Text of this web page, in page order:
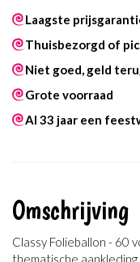
Laagste
Thuisbezorgd of
Niet goed, geld
Grote voorraad
Al 33 jaar een
Omschrijving
Classy Folieballon -
thematische